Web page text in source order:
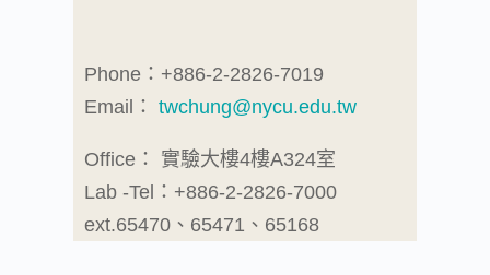
Phone：+886-2-2826-7019
Email：twchung@nycu.edu.tw
Office： 實驗大樓4樓A324室
Lab -Tel：+886-2-2826-7000
ext.65470、65471、65168